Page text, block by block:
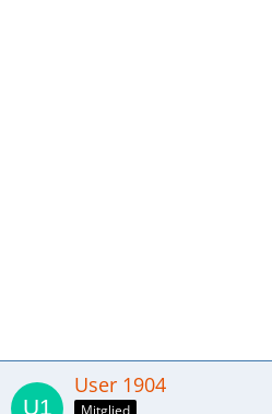
User 1904
Mitglied